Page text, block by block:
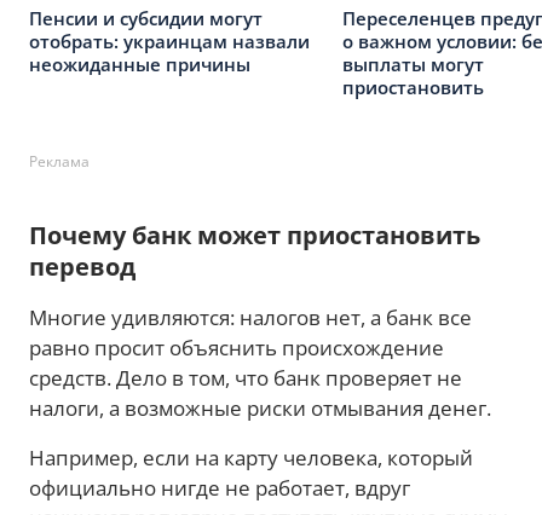
Пенсии и субсидии могут
отобрать: украинцам назвали
неожиданные причины
Переселенцев
о важном условии:
выплаты могут
приостановить
Реклама
Почему банк может приостановить
перевод
Многие удивляются: налогов нет, а банк все
равно просит объяснить происхождение
средств. Дело в том, что банк проверяет не
налоги, а возможные риски отмывания денег.
Например, если на карту человека, который
официально нигде не работает, вдруг